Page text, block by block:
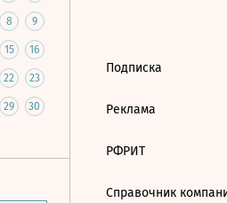
8 9
15 16
22 23
29 30
Подписка
Реклама
РФРИТ
Справочник